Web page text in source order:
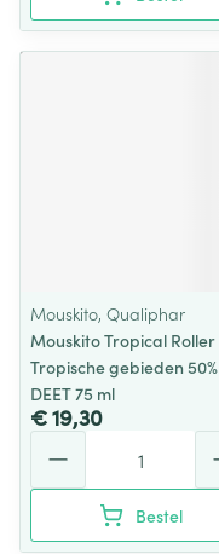
Mouskito, Qualiphar
Mouskito Tropical Roller
Tropische gebieden 50%
DEET 75 ml
€ 19,30
Bestel